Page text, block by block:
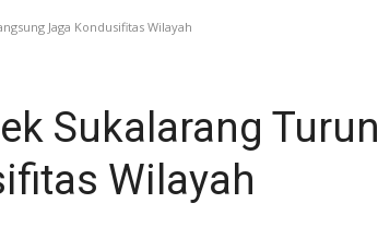
Jaga Kondusifitas Wilayah
Sukalarang Turun
Wilayah